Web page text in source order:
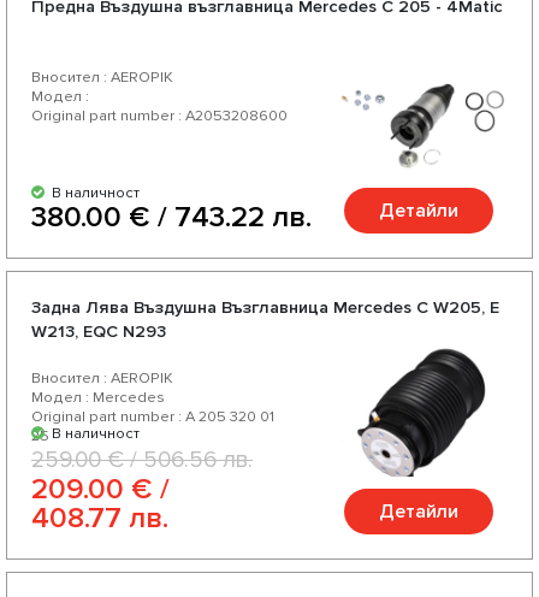
Предна Въздушна възглавница Mercedes C 205 - 4Matic
Вносител : AEROPIK
Модел :
Original part number : A2053208600
В наличност
380.00 € / 743.22 лв. Детайли
Задна Лява Въздушна Възглавница Mercedes C W205, E
W213, EQC N293
Вносител : AEROPIK
Модел : Mercedes
Original part number : A 205 320 01
25В наличност
259.00 € / 506.56 лв.
209.00 € /
408.77 лв.
Детайли